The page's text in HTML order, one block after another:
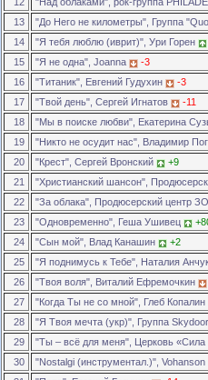
12
"Над облаками", рок-группа
13
"До Него не километры", Группа
14
"Я тебя люблю (иврит)", Ури Горен
15
"Я не одна", Joanna
-3
16
"Титаник", Евгений Гудухин
-3
17
"Твой день", Сергей Игнатов
-11
18
"Мы в поиске любви", Екатерина
19
"Никто не осудит нас", Владимир
20
"Крест", Сергей Вронский
+9
21
"Христианский шансон",
22
"За облака", Продюсерский центр
23
"Одновременно", Геша Ушивец
24
"Сын мой", Влад Канашин
+2
25
"Я поднимусь к Тебе", Наталия
26
"Твоя воля", Виталий Ефремочкин
27
"Когда Ты не со мной", Глеб Копалин
28
"Я Твоя мечта (укр)", Группа
29
"Ты – всё для меня", Церковь
30
"Nostalgi (инструментал.)", Vohanson